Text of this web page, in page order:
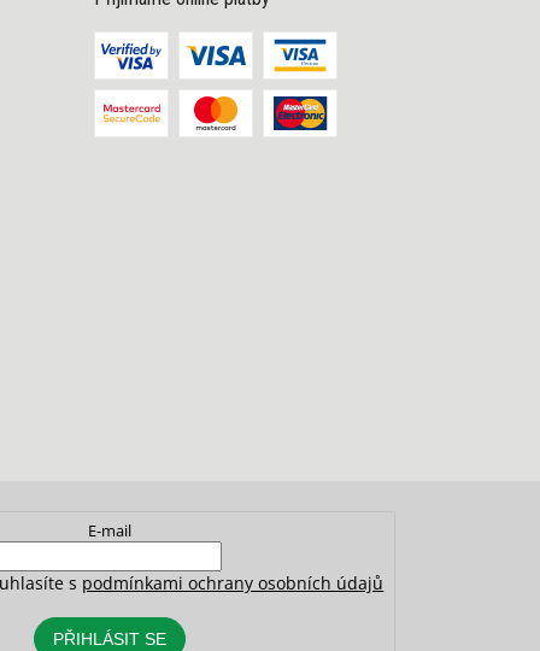
E-mail
s podmínkami ochrany osobních údajů
PŘIHLÁSIT SE